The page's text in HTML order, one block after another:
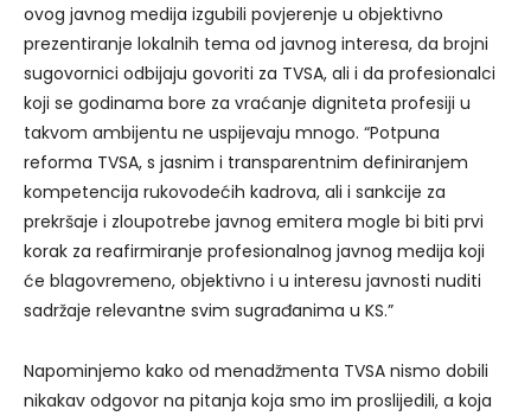
ovog javnog medija izgubili povjerenje u objektivno
prezentiranje lokalnih tema od javnog interesa, da brojni
sugovornici odbijaju govoriti za TVSA, ali i da profesionalci
koji se godinama bore za vraćanje digniteta profesiji u
takvom ambijentu ne uspijevaju mnogo. “Potpuna
reforma TVSA, s jasnim i transparentnim definiranjem
kompetencija rukovodećih kadrova, ali i sankcije za
prekršaje i zloupotrebe javnog emitera mogle bi biti prvi
korak za reafirmiranje profesionalnog javnog medija koji
će blagovremeno, objektivno i u interesu javnosti nuditi
sadržaje relevantne svim sugrađanima u KS.”
Napominjemo kako od menadžmenta TVSA nismo dobili
nikakav odgovor na pitanja koja smo im proslijedili, a koja